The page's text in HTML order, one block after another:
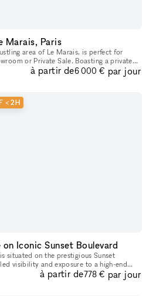
Marais, Paris
area of Le Marais, is perfect for
Sale. Boasting a private
ambiance. With a trendy m
à partir de6 000 € par jour
< 2H
Iconic Sunset Boulevard
situated on the prestigious Sunset
visibility and exposure to a high-end
clientele. Recently Renovated & Designed for Impact: Moder
à partir de778 € par jour